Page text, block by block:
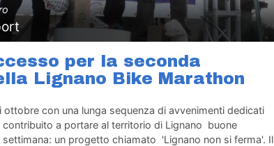
per la seconda
Lignano Bike Marathon
ottobre con una lunga sequenza di avvenimenti dedicati
a portare al territorio di Lignano buone
settimana: un progetto chiamato 'Lignano non si ferma'. Il